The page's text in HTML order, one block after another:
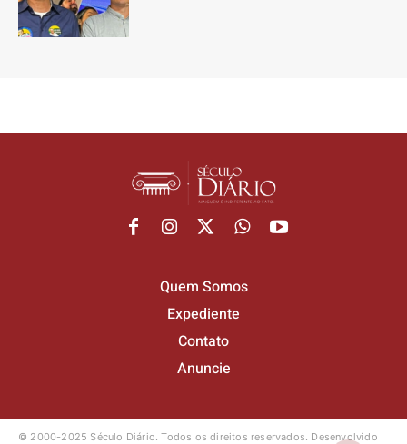
Quem Somos
Expediente
Contato
Anuncie
© 2000-2025 Século Diário.Todos os direitos reservados. Desenvolvido